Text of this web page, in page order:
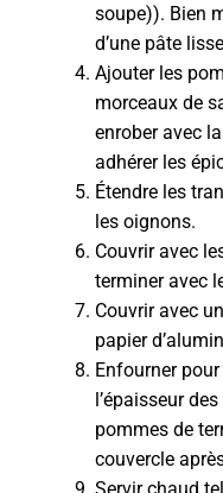
soupe)). Bien
d’une pâte
Ajouter les
morceaux de
enrober avec
adhérer les
Étendre les
les oignons.
Couvrir avec
terminer avec
Couvrir avec
papier
Enfourner
l’épaisseur
pommes de
couvercle
Servir chaud